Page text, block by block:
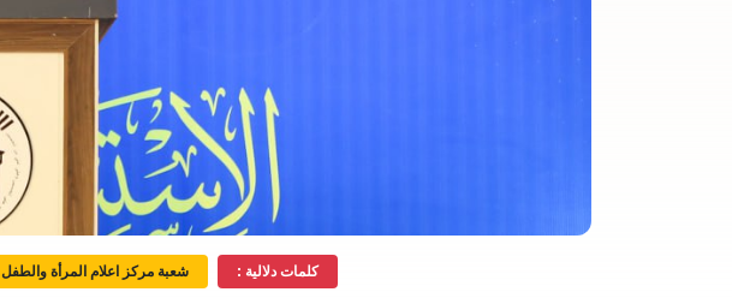
كلمات دلالية : شعبة مركز اعلام المرأة والطفل